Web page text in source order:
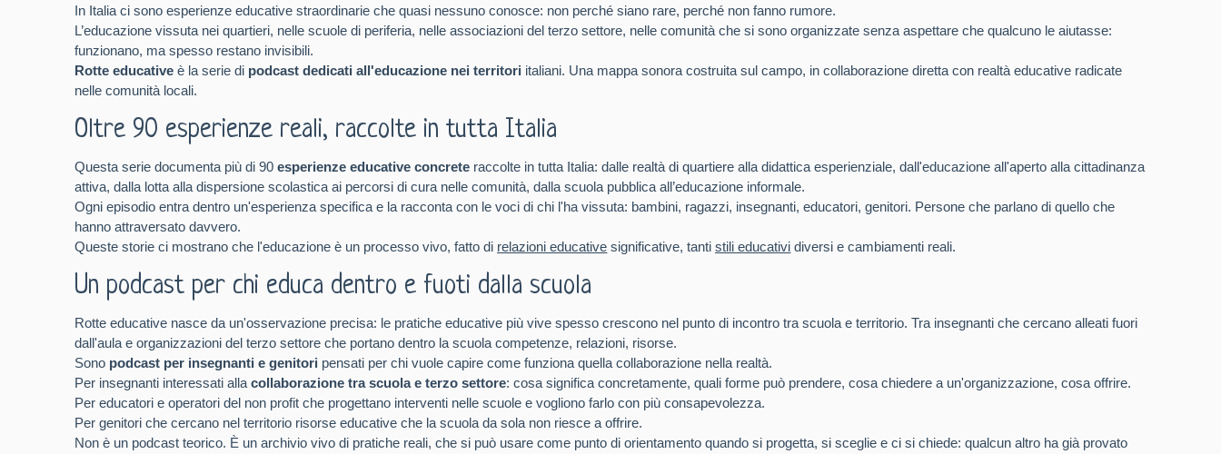
In Italia ci sono esperienze educative straordinarie che quasi nessuno conosce: non perché siano rare, perché non fanno rumore.
L’educazione vissuta nei quartieri, nelle scuole di periferia, nelle associazioni del terzo settore, nelle comunità che si sono organizzate senza aspettare che qualcuno le aiutasse:
funzionano, ma spesso restano invisibili.
Rotte educative è la serie di podcast dedicati all'educazione nei territori italiani. Una mappa sonora costruita sul campo, in collaborazione diretta con realtà educative radicate
nelle comunità locali.
Oltre 90 esperienze reali, raccolte in tutta Italia
Questa serie documenta più di 90esperienze educative concrete raccolte in tutta Italia: dalle realtà di quartiere alla didattica esperienziale, dall'educazione all'aperto alla cittadinanza
attiva, dalla lotta alla dispersione scolastica ai percorsi di cura nelle comunità, dalla scuola pubblica all’educazione informale.
Ogni episodio entra dentro un'esperienza specifica e la racconta con le voci di chi l'ha vissuta: bambini, ragazzi, insegnanti, educatori, genitori. Persone che parlano di quello che
hanno attraversato davvero.
Queste storie ci mostrano che l'educazione è un processo vivo, fatto di relazioni educative significative, tantistili educativi diversi e cambiamenti reali.
Un podcast per chi educa dentro e fuoti dalla scuola
Rotte educative nasce da un'osservazione precisa: le pratiche educative più vive spesso crescono nel punto di incontro tra scuola e territorio. Tra insegnanti che cercano alleati fuori
dall'aula e organizzazioni del terzo settore che portano dentro la scuola competenze, relazioni, risorse.
Sono podcast per insegnanti e genitori pensati per chi vuole capire come funziona quella collaborazione nella realtà.
Per insegnanti interessati allacollaborazione tra scuola e terzo settore: cosa significa concretamente, quali forme può prendere, cosa chiedere a un'organizzazione, cosa offrire.
Per educatori e operatori del non profit che progettano interventi nelle scuole e vogliono farlo con più consapevolezza.
Per genitori che cercano nel territorio risorse educative che la scuola da sola non riesce a offrire.
Non è un podcast teorico. È un archivio vivo di pratiche reali, che si può usare come punto di orientamento quando si progetta, si sceglie e ci si chiede: qualcun altro ha già provato